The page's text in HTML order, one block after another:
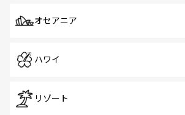
オセアニア
ハワイ
リゾート